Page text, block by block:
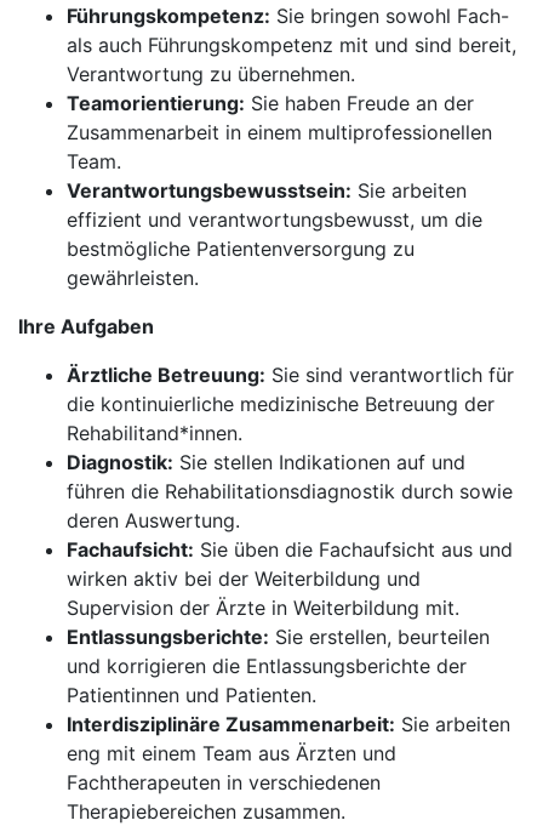
Führungskompetenz: Sie bringen sowohl Fach-
als auch Führungskompetenz mit und sind bereit,
Verantwortung zu übernehmen.
Teamorientierung: Sie haben Freude an der
Zusammenarbeit in einem multiprofessionellen
Team.
Verantwortungsbewusstsein: Sie arbeiten
effizient und verantwortungsbewusst, um die
bestmögliche Patientenversorgung zu
gewährleisten.
Ihre Aufgaben
Ärztliche Betreuung: Sie sind verantwortlich für
die kontinuierliche medizinische Betreuung der
Rehabilitand*innen.
Diagnostik: Sie stellen Indikationen auf und
führen die Rehabilitationsdiagnostik durch sowie
deren Auswertung.
Fachaufsicht: Sie üben die Fachaufsicht aus und
wirken aktiv bei der Weiterbildung und
Supervision der Ärzte in Weiterbildung mit.
Entlassungsberichte: Sie erstellen, beurteilen
und korrigieren die Entlassungsberichte der
Patientinnen und Patienten.
Interdisziplinäre Zusammenarbeit: Sie arbeiten
eng mit einem Team aus Ärzten und
Fachtherapeuten in verschiedenen
Therapiebereichen zusammen.